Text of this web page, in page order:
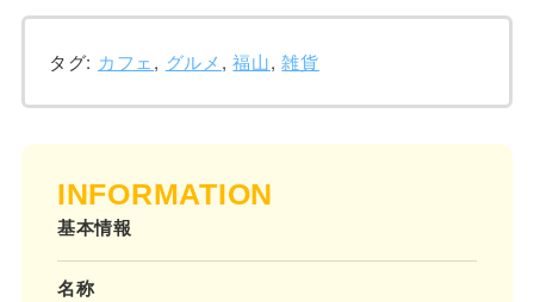
タグ: カフェ , グルメ ,福山,雑貨
INFORMATION
基本情報
名称